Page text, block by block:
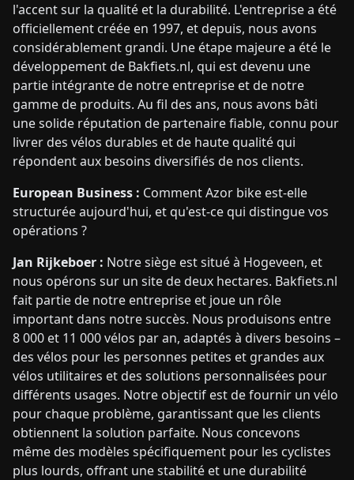
l'accent sur la qualité et la durabilité. L'entreprise a été
officiellement créée en 1997, et depuis, nous avons
considérablement grandi. Une étape majeure a été le
développement de Bakfiets.nl, qui est devenu une
partie intégrante de notre entreprise et de notre
gamme de produits. Au fil des ans, nous avons bâti
une solide réputation de partenaire fiable, connu pour
livrer des vélos durables et de haute qualité qui
répondent aux besoins diversifiés de nos clients.
European Business : Comment Azor bike est-elle
structurée aujourd'hui, et qu'est-ce qui distingue vos
opérations ?
Jan Rijkeboer : Notre siège est situé à Hogeveen, et
nous opérons sur un site de deux hectares. Bakfiets.nl
fait partie de notre entreprise et joue un rôle
important dans notre succès. Nous produisons entre
8 000 et 11 000 vélos par an, adaptés à divers besoins –
des vélos pour les personnes petites et grandes aux
vélos utilitaires et des solutions personnalisées pour
différents usages. Notre objectif est de fournir un vélo
pour chaque problème, garantissant que les clients
obtiennent la solution parfaite. Nous concevons
même des modèles spécifiquement pour les cyclistes
plus lourds, offrant une stabilité et une durabilité